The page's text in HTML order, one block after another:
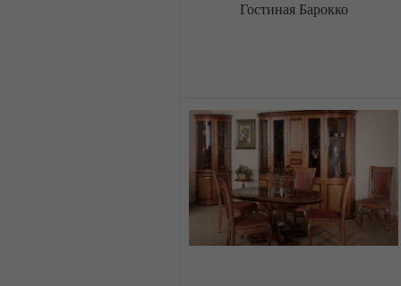
Гостиная Барокко
5 отзыв(а), 100% положительных
Компания верифицирована
+38(044) 2298919
+38(067) 4454541